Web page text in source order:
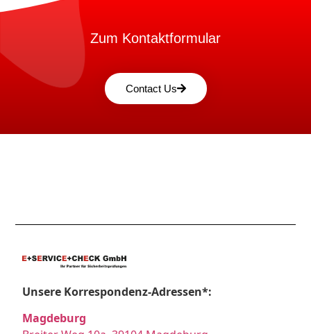
Zum Kontaktformular
Contact Us
Unsere Korrespondenz-Adressen*:
Magdeburg